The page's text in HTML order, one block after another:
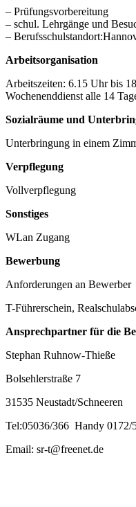
– Prüfungsvorbereitung
– schul. Lehrgänge und
–
Arbeitsorganisation
Arbeitszeiten: 6.15 Uhr bis
Wochenenddienst alle 14
Sozialräume und
Unterbringung in einem
Verpflegung
Vollverpflegung
Sonstiges
WLan Zugang
Bewerbung
Anforderungen an Bewerber
T-Führerschein,
Ansprechpartner für die
Stephan Ruhnow-Thieße
Bolsehlerstraße 7
31535 Neustadt/Schneeren
Tel:05036/366 Handy 0172/
Email: sr-t@freenet.de